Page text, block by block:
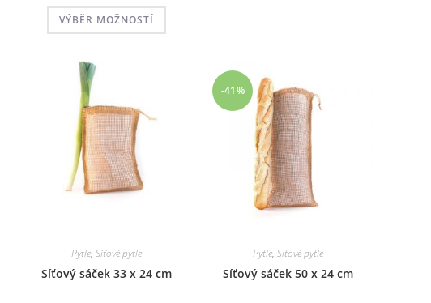
29 Kč
až
49 Kč
VÝBĚR MOŽNOSTÍ
Tento
má
Pytle,Síťové pytle
Síťový sáček 33 x 24 cm
-41%
Pytle,Síťové pytle
Síťový sáček 50 x 24 cm